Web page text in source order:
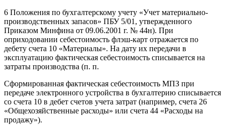
6 Положения по бухгалтерскому учету «Учет материально-
производственных запасов» ПБУ 5/01, утвержденного
Приказом Минфина от 09.06.2001 г. № 44н). При
оприходовании себестоимость флэш-карт отражается по
дебету счета 10 «Материалы». На дату их передачи в
эксплуатацию фактическая себестоимость списывается на
затраты производства (п. п.
Сформированная фактическая себестоимость МПЗ при
передаче электронного устройства в бухгалтерию списывается
со счета 10 в дебет счетов учета затрат (например, счета 26
«Общехозяйственные расходы» или счета 44 «Расходы на
продажу»).